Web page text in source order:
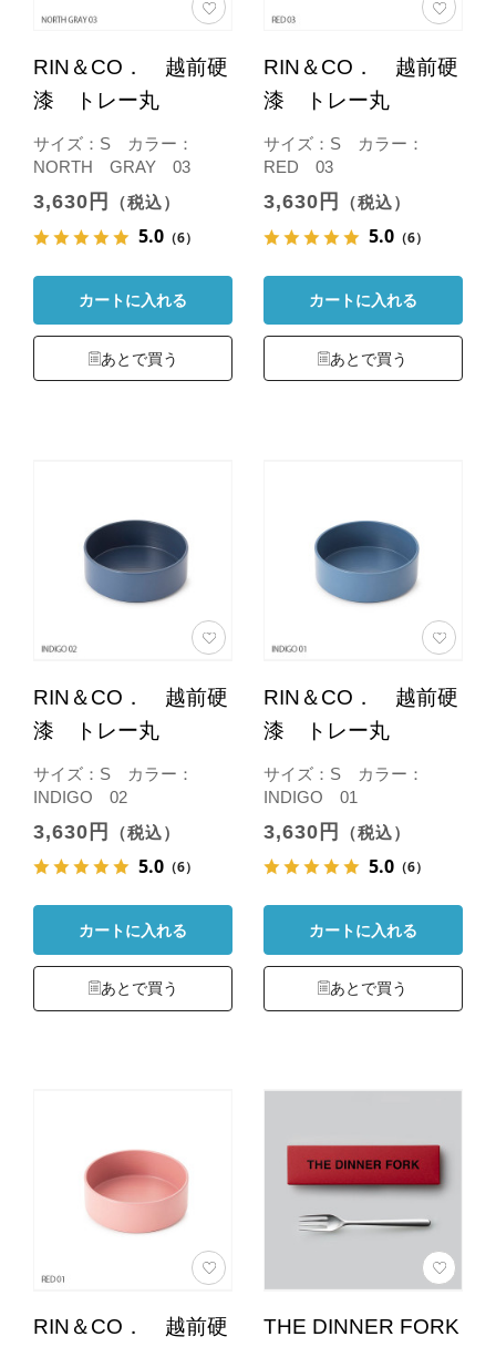
RIN＆CO． 越前硬
漆 トレー丸
サイズ：S カラー：
NORTH GRAY 03
3,630円 （税込）
5.0（6）
カートに入れる
あとで買う
RIN＆CO． 越前硬
漆 トレー丸
サイズ：S カラー：
RED 03
3,630円 （税込）
5.0（6）
カートに入れる
あとで買う
RIN＆CO． 越前硬
漆 トレー丸
サイズ：S カラー：
INDIGO 02
3,630円 （税込）
5.0（6）
カートに入れる
あとで買う
RIN＆CO． 越前硬
漆 トレー丸
サイズ：S カラー：
INDIGO 01
3,630円 （税込）
5.0（6）
カートに入れる
あとで買う
RIN＆CO． 越前硬
THE DINNER FORK